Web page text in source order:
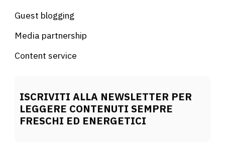
Guest blogging
Media partnership
Content service
ISCRIVITI ALLA NEWSLETTER PER
LEGGERE CONTENUTI SEMPRE
FRESCHI ED ENERGETICI